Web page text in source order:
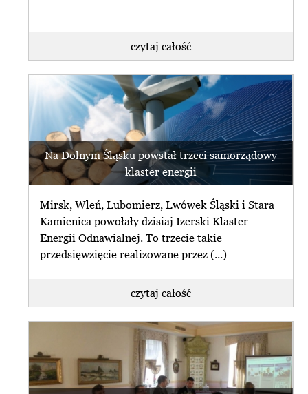
czytaj całość
Na Dolnym Śląsku powstał trzeci samorządowy
klaster energii
Mirsk, Wleń, Lubomierz, Lwówek Śląski i Stara
Kamienica powołały dzisiaj Izerski Klaster
Energii Odnawialnej. To trzecie takie
przedsięwzięcie realizowane przez (...)
czytaj całość